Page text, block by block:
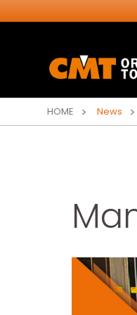
INDUSTRIELLE
HOME News